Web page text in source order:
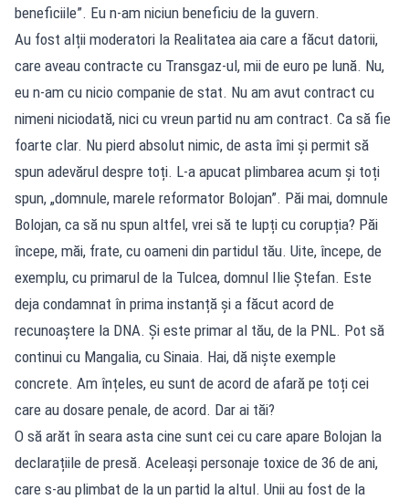
beneficiile”. Eu n-am niciun beneficiu de la guvern.
Au fost alții moderatori la Realitatea aia care a făcut datorii,
care aveau contracte cu Transgaz-ul, mii de euro pe lună. Nu,
eu n-am cu nicio companie de stat. Nu am avut contract cu
nimeni niciodată, nici cu vreun partid nu am contract. Ca să fie
foarte clar. Nu pierd absolut nimic, de asta îmi și permit să
spun adevărul despre toți. L-a apucat plimbarea acum și toți
spun, „domnule, marele reformator Bolojan”. Păi mai, domnule
Bolojan, ca să nu spun altfel, vrei să te lupți cu corupția? Păi
începe, măi, frate, cu oameni din partidul tău. Uite, începe, de
exemplu, cu primarul de la Tulcea, domnul Ilie Ștefan. Este
deja condamnat în prima instanță și a făcut acord de
recunoaștere la DNA. Și este primar al tău, de la PNL. Pot să
continui cu Mangalia, cu Sinaia. Hai, dă niște exemple
concrete. Am înțeles, eu sunt de acord de afară pe toți cei
care au dosare penale, de acord. Dar ai tăi?
O să arăt în seara asta cine sunt cei cu care apare Bolojan la
declarațiile de presă. Aceleași personaje toxice de 36 de ani,
care s-au plimbat de la un partid la altul. Unii au fost de la